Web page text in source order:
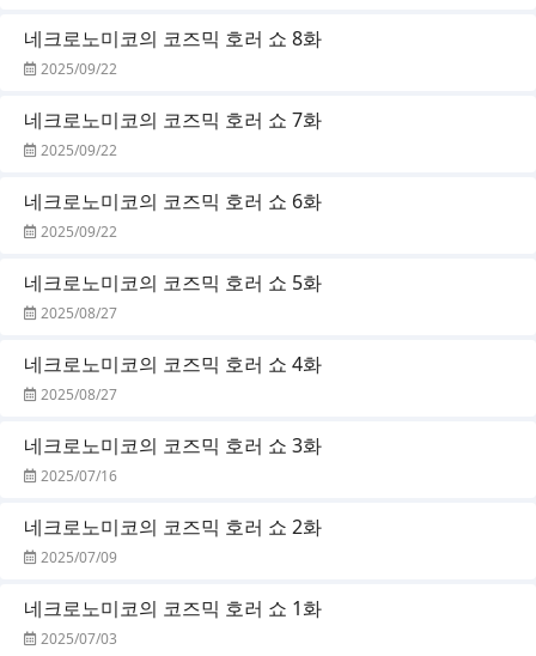
네크로노미코의 코즈믹 호러 쇼 8화
2025/09/22
네크로노미코의 코즈믹 호러 쇼 7화
2025/09/22
네크로노미코의 코즈믹 호러 쇼 6화
2025/09/22
네크로노미코의 코즈믹 호러 쇼 5화
2025/08/27
네크로노미코의 코즈믹 호러 쇼 4화
2025/08/27
네크로노미코의 코즈믹 호러 쇼 3화
2025/07/16
네크로노미코의 코즈믹 호러 쇼 2화
2025/07/09
네크로노미코의 코즈믹 호러 쇼 1화
2025/07/03